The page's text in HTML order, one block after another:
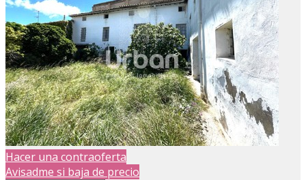
Hacer una contraoferta
Avisadme si baja de precio